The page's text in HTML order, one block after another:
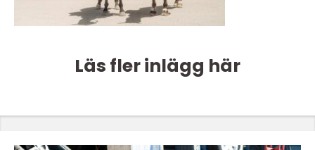
Läs fler inlägg här